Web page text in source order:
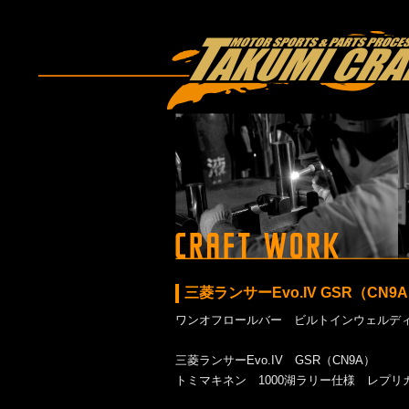
三菱ランサーEvo.IV GSR（
ワンオフロールバー ビルトインウェルデ
三菱ランサーEvo.IV GSR（CN9A）
トミマキネン 1000湖ラリー仕様 レプリ